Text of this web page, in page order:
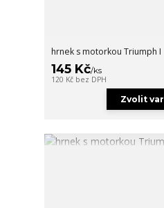
hrnek s motorkou Triumph I
145 Kč/ks
120 Kč bez DPH
Zvolit